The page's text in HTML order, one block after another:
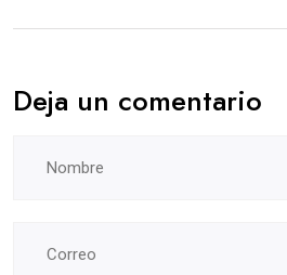
Deja un comentario